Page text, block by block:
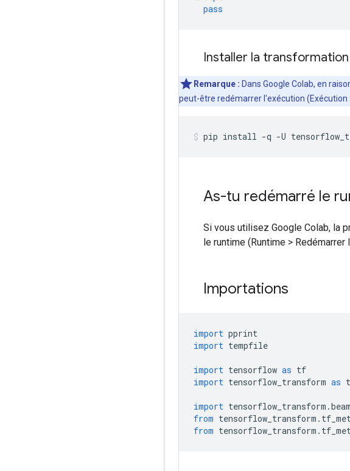
pass
Installer la
Remarque : Dans Google Colab, en
peut-être redémarrer l'exécution
pip install -q -U
As-tu redémarré le
Si vous utilisez Google Colab, la
le runtime (Runtime >
Importations
import pprint
import tempfile
import tensorflow as tf
import tensorflow_transform as
import tensorflow_transform .beam
from tensorflow_transform .
from tensorflow_transform .